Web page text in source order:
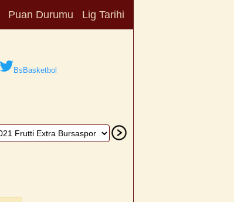
Puan Durumu Lig Tarihi
BsBasketbol